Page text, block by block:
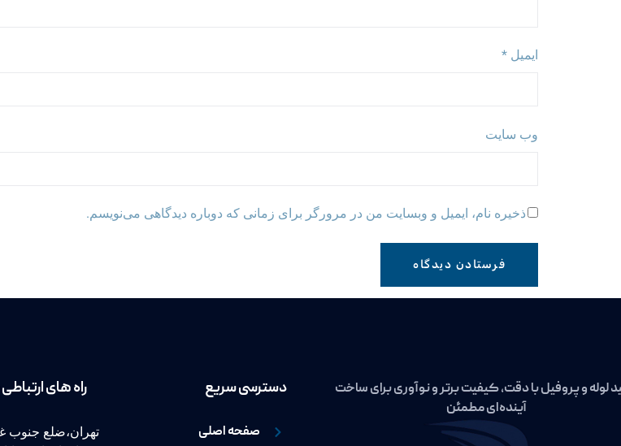
ایمیل *
وب‌ سایت
ذخیره نام، ایمیل و وبسایت من در مرورگر برای زمانی که دوباره دیدگاهی می‌نویسم.
لوله و پروفیل با دقت، کیفیت برتر و نوآوری برای ساخت
آینده‌ای مطمئن
دسترسی سریع
صفحه اصلی
راه های ارتباطی
تهران،ضلع جنوب